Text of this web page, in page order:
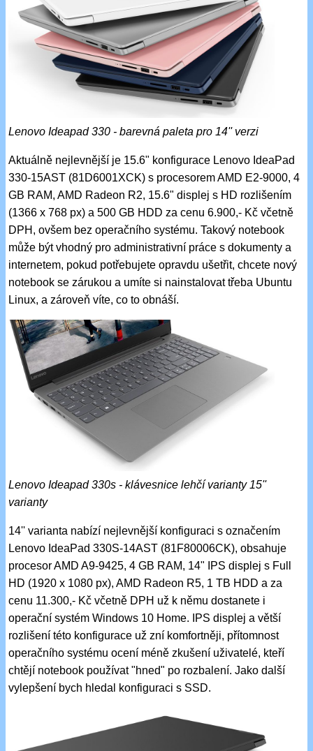
Lenovo Ideapad 330 - barevná paleta pro 14'' verzi
Aktuálně nejlevnější je 15.6" konfigurace Lenovo IdeaPad
330-15AST (81D6001XCK) s procesorem AMD E2-9000, 4
GB RAM, AMD Radeon R2, 15.6" displej s HD rozlišením
(1366 x 768 px) a 500 GB HDD za cenu 6.900,- Kč včetně
DPH, ovšem bez operačního systému. Takový notebook
může být vhodný pro administrativní práce s dokumenty a
internetem, pokud potřebujete opravdu ušetřit, chcete nový
notebook se zárukou a umíte si nainstalovat třeba Ubuntu
Linux, a zároveň víte, co to obnáší.
Lenovo Ideapad 330s - klávesnice lehčí varianty 15''
varianty
14'' varianta nabízí nejlevnější konfiguraci s označením
Lenovo IdeaPad 330S-14AST (81F80006CK), obsahuje
procesor AMD A9-9425, 4 GB RAM, 14" IPS displej s Full
HD (1920 x 1080 px), AMD Radeon R5, 1 TB HDD a za
cenu 11.300,- Kč včetně DPH už k němu dostanete i
operační systém Windows 10 Home. IPS displej a větší
rozlišení této konfigurace už zní komfortněji, přítomnost
operačního systému ocení méně zkušení uživatelé, kteří
chtějí notebook používat "hned" po rozbalení. Jako další
vylepšení bych hledal konfiguraci s SSD.